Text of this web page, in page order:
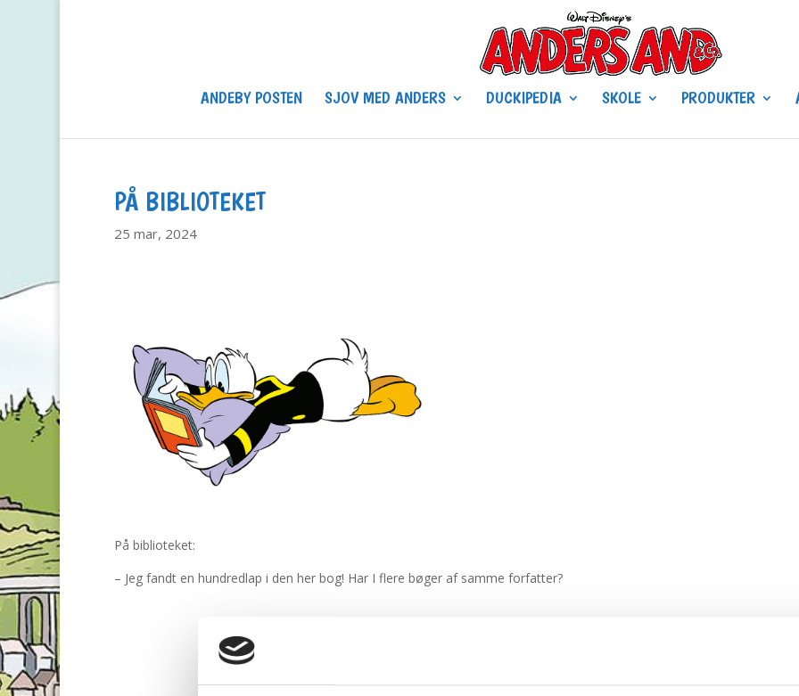
ANDEBY POSTEN SJOV MED ANDERS DUCKIPEDIA SKOLE PRODUKTER
PÅ BIBLIOTEKET
25 mar, 2024
På biblioteket:
– Jeg fandt en hundredlap i den her bog! Har I flere bøger af samme forfatter?